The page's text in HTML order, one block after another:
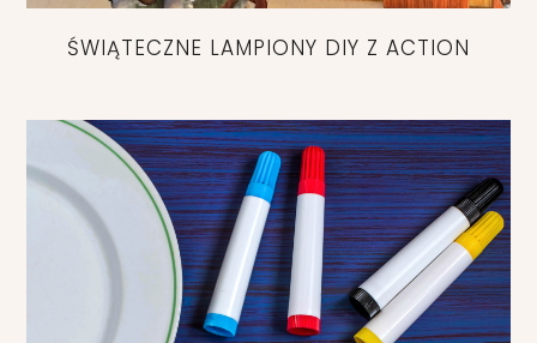
ŚWIĄTECZNE LAMPIONY DIY Z ACTION